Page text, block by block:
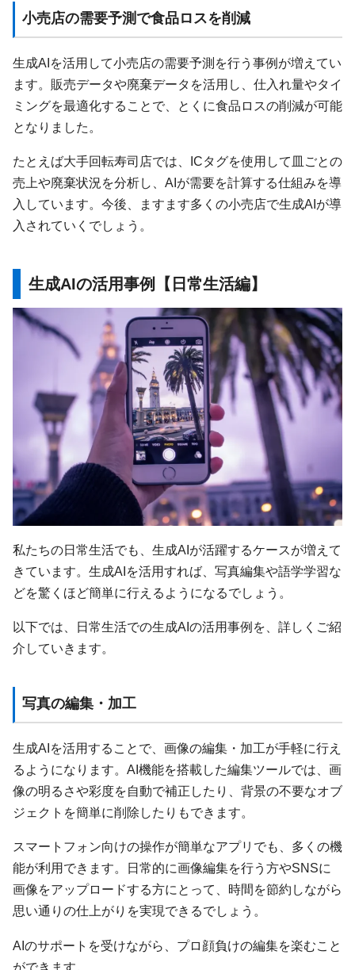
小売店の需要予測で食品ロスを削減
生成AIを活用して小売店の需要予測を行う事例が増えてい
ます。販売データや廃棄データを活用し、仕入れ量やタイ
ミングを最適化することで、とくに食品ロスの削減が可能
となりました。
たとえば大手回転寿司店では、ICタグを使用して皿ごとの
売上や廃棄状況を分析し、AIが需要を計算する仕組みを導
入しています。今後、ますます多くの小売店で生成AIが導
入されていくでしょう。
生成AIの活用事例【日常生活編】
私たちの日常生活でも、生成AIが活躍するケースが増えて
きています。生成AIを活用すれば、写真編集や語学学習な
どを驚くほど簡単に行えるようになるでしょう。
以下では、日常生活での生成AIの活用事例を、詳しくご紹
介していきます。
写真の編集・加工
生成AIを活用することで、画像の編集・加工が手軽に行え
るようになります。AI機能を搭載した編集ツールでは、画
像の明るさや彩度を自動で補正したり、背景の不要なオブ
ジェクトを簡単に削除したりもできます。
スマートフォン向けの操作が簡単なアプリでも、多くの機
能が利用できます。日常的に画像編集を行う方やSNSに
画像をアップロードする方にとって、時間を節約しながら
思い通りの仕上がりを実現できるでしょう。
AIのサポートを受けながら、プロ顔負けの編集を楽むこと
ができます。